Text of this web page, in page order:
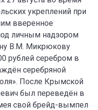
укреплений при
вверенное
личным надзором
В.М. Микрюкову
рублей серебром в
серебряной
После Крымской
был переведён в
свой брейд-вымпел